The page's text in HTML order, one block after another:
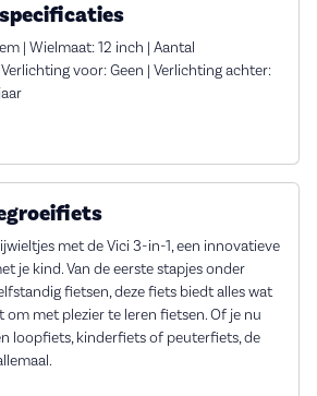
| Wielmaat: 12 inch | Aantal
voor: Geen | Verlichting achter:
met de Vici 3-in-1, een innovatieve
je kind. Van de eerste stapjes onder
fietsen, deze fiets biedt alles wat
om met plezier te leren fietsen. Of je nu
loopfiets, kinderfiets of peuterfiets, de